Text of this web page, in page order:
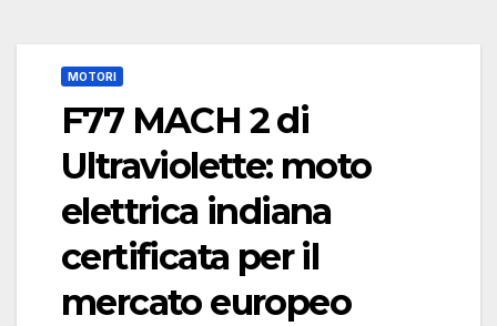
MOTORI
F77 MACH 2 di
Ultraviolette: moto
elettrica indiana
certificata per il
mercato europeo